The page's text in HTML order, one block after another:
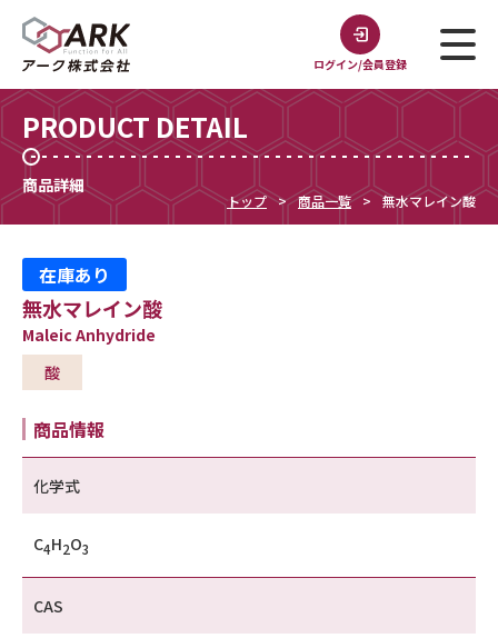
ログイン/会員登録
PRODUCT DETAIL
商品詳細
トップ 商品一覧 無水マレイン酸
在庫あり
無水マレイン酸
Maleic Anhydride
酸
商品情報
化学式
C4H2O3
CAS